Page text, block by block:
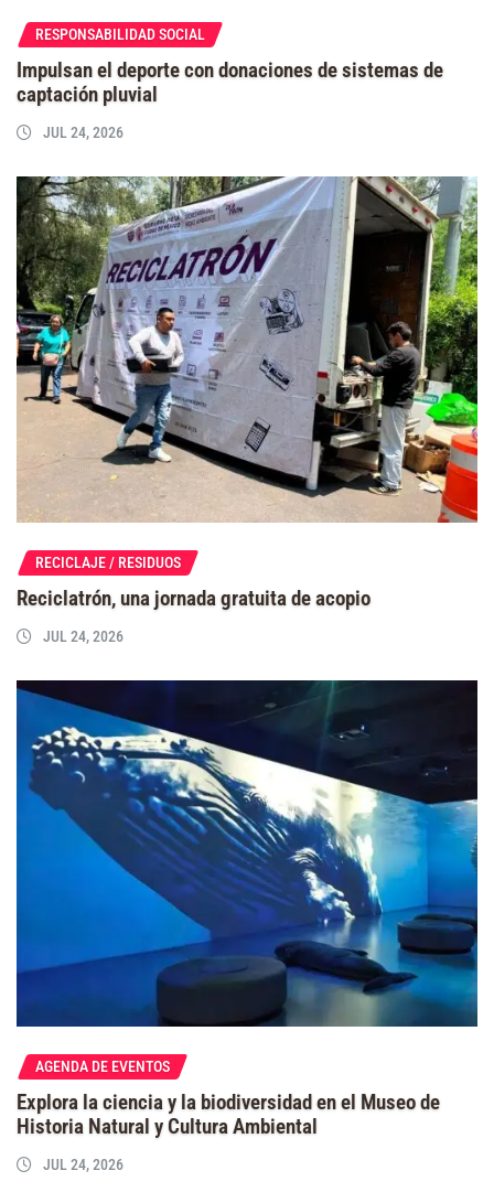
RESPONSABILIDAD SOCIAL
Impulsan el deporte con donaciones de sistemas de
captación pluvial
JUL 24, 2026
RECICLAJE / RESIDUOS
Reciclatrón, una jornada gratuita de acopio
JUL 24, 2026
AGENDA DE EVENTOS
Explora la ciencia y la biodiversidad en el Museo de
Historia Natural y Cultura Ambiental
JUL 24, 2026